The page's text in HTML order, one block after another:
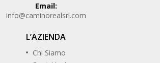
Email:
info@caminorealsrl.com
L’AZIENDA
Chi Siamo